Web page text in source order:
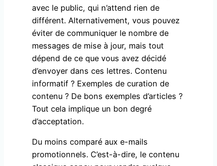
avec le public, qui n’attend rien de
différent. Alternativement, vous pouvez
éviter de communiquer le nombre de
messages de mise à jour, mais tout
dépend de ce que vous avez décidé
d’envoyer dans ces lettres. Contenu
informatif ? Exemples de curation de
contenu ? De bons exemples d’articles ?
Tout cela implique un bon degré
d’acceptation.
Du moins comparé aux e-mails
promotionnels. C’est-à-dire, le contenu